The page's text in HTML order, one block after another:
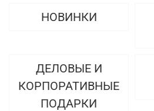
НОВИНКИ
ДЕЛОВЫЕ И
КОРПОРАТИВНЫЕ
ПОДАРКИ